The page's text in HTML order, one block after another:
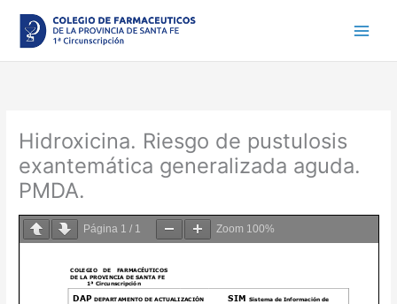
contenido
Hidroxicina. Riesgo de pustulosis
exantemática generalizada aguda.
PMDA.
Página 1 / 1 Zoom 100%